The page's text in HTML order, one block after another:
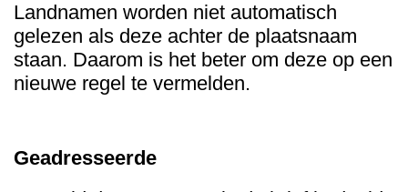
Landnamen worden niet automatisch
gelezen als deze achter de plaatsnaam
staan. Daarom is het beter om deze op een
nieuwe regel te vermelden.
Geadresseerde